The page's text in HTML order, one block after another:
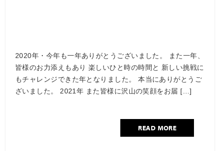
2020年・今年も一年ありがとうございました。 また一年、
皆様のお力添えもあり 楽しいひと時の時間と 新しい挑戦に
もチャレンジできた年となりました。 本当にありがとうご
ざいました。 2021年 また皆様に沢山の笑顔をお届 […]
READ MORE